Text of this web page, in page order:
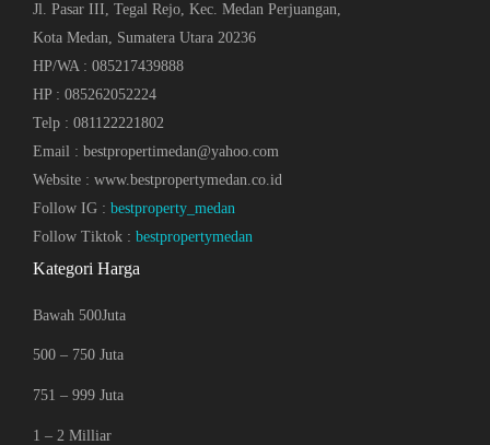
Jl. Pasar III, Tegal Rejo, Kec. Medan Perjuangan,
Kota Medan, Sumatera Utara 20236
HP/WA : 085217439888
HP : 085262052224
Telp : 081122221802
Email : bestpropertimedan@yahoo.com
Website : www.bestpropertymedan.co.id
Follow IG : bestproperty_medan
Follow Tiktok : bestpropertymedan
Kategori Harga
Bawah 500Juta
500 – 750 Juta
751 – 999 Juta
1 – 2 Milliar